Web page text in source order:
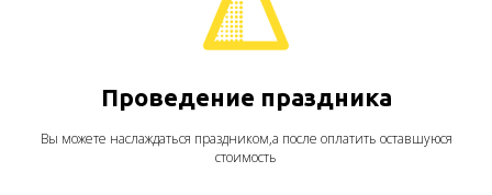
Проведение праздника
Вы можете наслаждаться праздником,а после оплатить оставшуюся
стоимость